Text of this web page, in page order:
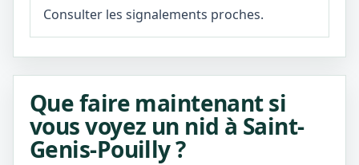
Consulter les signalements proches.
Que faire maintenant si
vous voyez un nid à Saint-
Genis-Pouilly ?